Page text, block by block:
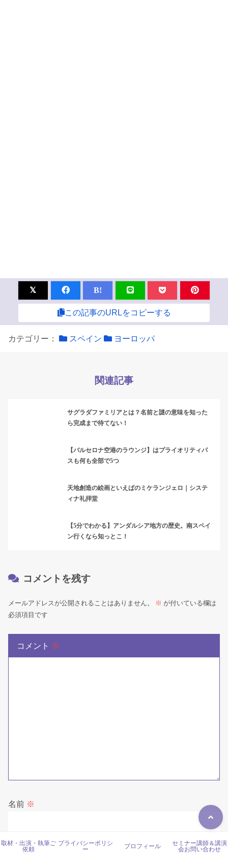
B!
この記事のURLをコピーする
カテゴリー： スペイン ヨーロッパ
関連記事
サグラダファミリアとは？名前と謎の意味を知った
ら完成まで待てない！
【バルセロナ空港のラウンジ】はプライオリティパ
スも何も全部で5つ
天地創造の絵画といえばのミケランジェロ｜システ
ィナ礼拝堂
【5分でわかる】アンダルシア地方の歴史。南スペイ
ン行くなら知っとこ！
コメントを残す
メールアドレスが公開されることはありません。 ※ が付いている欄は
必須項目です
コメント ※
名前 ※
メール
取材・出演・執筆ご
依頼
プライバシーポリシ
ー
プロフィール
セミナー講師＆講演
会お問い合わせ